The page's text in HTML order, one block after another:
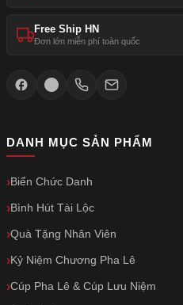
Free Ship HN
Đơn lớn miễn phí toàn quốc
DANH MỤC SẢN PHẨM
Biển Chức Danh
Bình Hút Tài Lộc
Quà Tặng Nhân Viên
Kỷ Niệm Chương Pha Lê
Cúp Pha Lê & Cúp Lưu Niệm